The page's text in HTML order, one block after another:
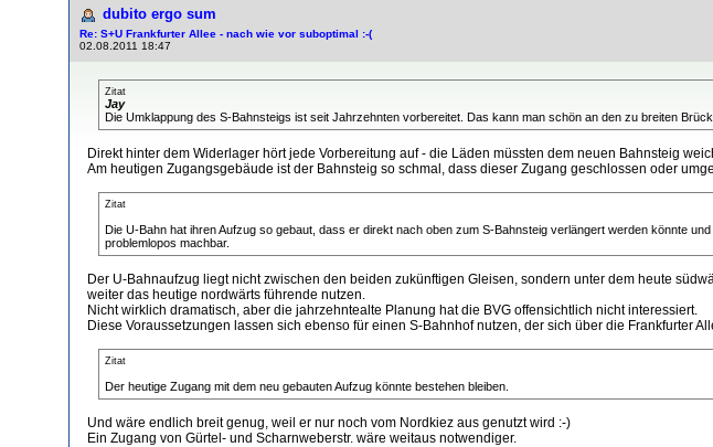
dubito ergo sum
Re: S+U Frankfurter Allee - nach wie vor suboptimal :-(
02.08.2011 18:47
Zitat
Jay
Die Umklappung des S-Bahnsteigs ist seit Jahrzehnten vorbereitet. Das kann man schön an den zu breiten
Direkt hinter dem Widerlager hört jede Vorbereitung auf - die Läden müssten dem neuen Bahnsteig
Am heutigen Zugangsgebäude ist der Bahnsteig so schmal, dass dieser Zugang geschlossen oder
Zitat
Die U-Bahn hat ihren Aufzug so gebaut, dass er direkt nach oben zum S-Bahnsteig verlängert werden könnte
problemlopos machbar.
Der U-Bahnaufzug liegt nicht zwischen den beiden zukünftigen Gleisen, sondern unter dem heute
weiter das heutige nordwärts führende nutzen.
Nicht wirklich dramatisch, aber die jahrzehntealte Planung hat die BVG offensichtlich nicht interessiert.
Diese Voraussetzungen lassen sich ebenso für einen S-Bahnhof nutzen, der sich über die Frankfurter
Zitat
Der heutige Zugang mit dem neu gebauten Aufzug könnte bestehen bleiben.
Und wäre endlich breit genug, weil er nur noch vom Nordkiez aus genutzt wird :-)
Ein Zugang von Gürtel- und Scharnweberstr. wäre weitaus notwendiger.